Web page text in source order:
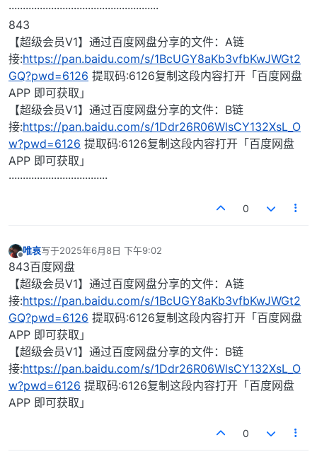
·····················································
843
【超级会员V1】通过百度网盘分享的文件：A链
接:https://pan.baidu.com/s/1BcUGY8aKb3vfbKwJWGt2
GQ?pwd=6126 提取码:6126复制这段内容打开「百度网盘
APP 即可获取」
【超级会员V1】通过百度网盘分享的文件：B链
接:https://pan.baidu.com/s/1Ddr26R06WlsCY132XsL_O
w?pwd=6126 提取码:6126复制这段内容打开「百度网盘
APP 即可获取」
···································
0
离线
唯哀写于2025年6月8日 下午9:02
最后由 编辑
843百度网盘
【超级会员V1】通过百度网盘分享的文件：A链
接:https://pan.baidu.com/s/1BcUGY8aKb3vfbKwJWGt2
GQ?pwd=6126 提取码:6126复制这段内容打开「百度网盘
APP 即可获取」
【超级会员V1】通过百度网盘分享的文件：B链
接:https://pan.baidu.com/s/1Ddr26R06WlsCY132XsL_O
w?pwd=6126 提取码:6126复制这段内容打开「百度网盘
APP 即可获取」
0